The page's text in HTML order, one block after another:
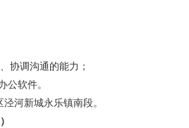
协调沟通的能力；
软件。
河新城永乐镇南段。